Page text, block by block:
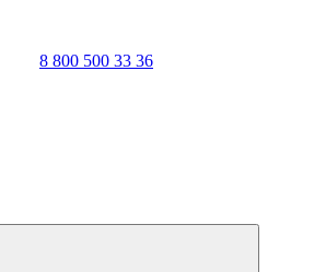
8 800 500 33 36